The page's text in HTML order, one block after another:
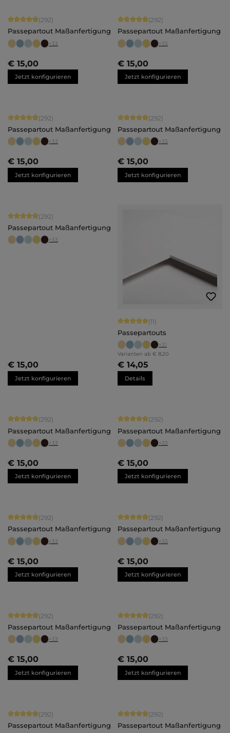
Durchschnittliche Bewertung von 4.92 von 5 Sternen
(292)
Passepartout Maßanfertigung
+33
€ 15,00
Jetzt konfigurieren
Durchschnittliche Bewertung von
(292)
Passepartout Maßanfertigung
+33
€ 15,00
Jetzt konfigurieren
Durchschnittliche Bewertung von 4.92 von 5 Sternen
(292)
Passepartout Maßanfertigung
+33
€ 15,00
Jetzt konfigurieren
Durchschnittliche Bewertung von
(292)
Passepartout Maßanfertigung
+33
€ 15,00
Jetzt konfigurieren
Durchschnittliche Bewertung von 4.92 von 5 Sternen
(292)
Passepartout Maßanfertigung
+33
€ 15,00
Jetzt konfigurieren
Durchschnittliche Bewertung von 5
(11)
Passepartouts
+31
Varianten ab € 8,20
€ 14,05
Details
Durchschnittliche Bewertung von 4.92 von 5 Sternen
(292)
Passepartout Maßanfertigung
+33
€ 15,00
Jetzt konfigurieren
Durchschnittliche Bewertung von
(292)
Passepartout Maßanfertigung
+33
€ 15,00
Jetzt konfigurieren
Durchschnittliche Bewertung von 4.92 von 5 Sternen
(292)
Passepartout Maßanfertigung
+33
€ 15,00
Jetzt konfigurieren
Durchschnittliche Bewertung von
(292)
Passepartout Maßanfertigung
+33
€ 15,00
Jetzt konfigurieren
Durchschnittliche Bewertung von 4.92 von 5 Sternen
(292)
Passepartout Maßanfertigung
+33
€ 15,00
Jetzt konfigurieren
Durchschnittliche Bewertung von
(292)
Passepartout Maßanfertigung
+33
€ 15,00
Jetzt konfigurieren
Durchschnittliche Bewertung von 4.92 von 5 Sternen
(292)
Passepartout Maßanfertigung
Durchschnittliche Bewertung von
(292)
Passepartout Maßanfertigung